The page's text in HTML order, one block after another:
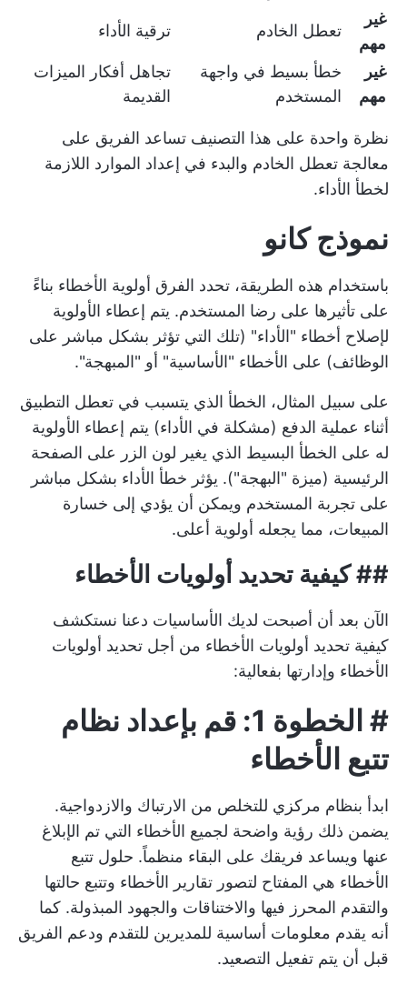
غير
مهم
تعطل الخادم ترقية الأداء
غير
مهم
خطأ بسيط في واجهة
المستخدم
تجاهل أفكار الميزات
القديمة
نظرة واحدة على هذا التصنيف تساعد الفريق على
معالجة تعطل الخادم والبدء في إعداد الموارد اللازمة
لخطأ الأداء.
نموذج كانو
باستخدام هذه الطريقة، تحدد الفرق أولوية الأخطاء بناءً
على تأثيرها على رضا المستخدم. يتم إعطاء الأولوية
لإصلاح أخطاء "الأداء" (تلك التي تؤثر بشكل مباشر على
الوظائف) على الأخطاء "الأساسية" أو "المبهجة".
على سبيل المثال، الخطأ الذي يتسبب في تعطل التطبيق
أثناء عملية الدفع (مشكلة في الأداء) يتم إعطاء الأولوية
له على الخطأ البسيط الذي يغير لون الزر على الصفحة
الرئيسية (ميزة "البهجة"). يؤثر خطأ الأداء بشكل مباشر
على تجربة المستخدم ويمكن أن يؤدي إلى خسارة
المبيعات، مما يجعله أولوية أعلى.
##كيفية تحديد أولويات الأخطاء
الآن بعد أن أصبحت لديك الأساسيات دعنا نستكشف
كيفية تحديد أولويات الأخطاء من أجل تحديد أولويات
الأخطاء وإدارتها بفعالية:
# الخطوة 1: قم بإعداد نظام
تتبع الأخطاء
ابدأ بنظام مركزي للتخلص من الارتباك والازدواجية.
يضمن ذلك رؤية واضحة لجميع الأخطاء التي تم الإبلاغ
عنها ويساعد فريقك على البقاء منظماً. حلول تتبع
الأخطاء هي المفتاح لتصور تقارير الأخطاء وتتبع حالتها
والتقدم المحرز فيها والاختناقات والجهود المبذولة. كما
أنه يقدم معلومات أساسية للمديرين للتقدم ودعم الفريق
قبل أن يتم تفعيل التصعيد.